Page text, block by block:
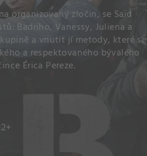
organizovaný zločin, se Saïd
Badriho, Vanessy, Juliena a
a vnutit jí metody, které se
a respektovaného bývalého
Érica Pereze.